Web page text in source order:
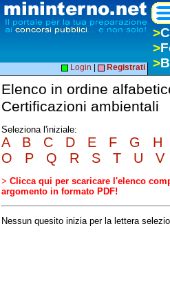
>
>
>
Login Registrati
Elenco in ordine
Certificazioni ambientali
Seleziona l'iniziale:
A B C D E F G H
O
P Q R S T U V
> Clicca qui per scaricare l'elenco
argomento in formato PDF!
Nessun quesito inizia per la lettera